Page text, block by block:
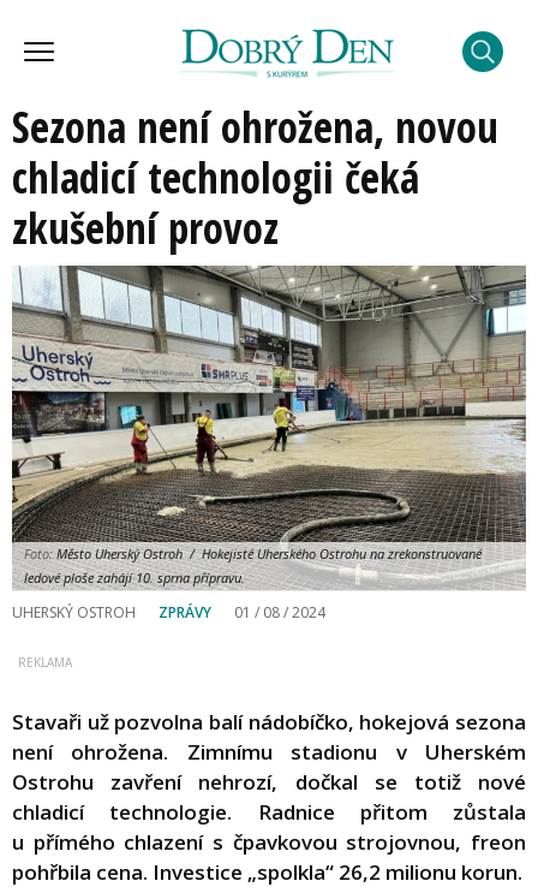
Sezona není ohrožena, novou
chladicí technologii čeká
zkušební provoz
Foto:Město Uherský Ostroh / Hokejisté Uherského Ostrohu na zrekonstruované
ledové ploše zahájí 10. sprna přípravu.
UHERSKÝ OSTROH ZPRÁVY 01 / 08 / 2024
Stavaři už pozvolna balí nádobíčko, hokejová sezona
není ohrožena. Zimnímu stadionu v Uherském
Ostrohu zavření nehrozí, dočkal se totiž nové
chladicí technologie. Radnice přitom zůstala
u přímého chlazení s čpavkovou strojovnou, freon
pohřbila cena. Investice „spolkla“ 26,2 milionu korun.